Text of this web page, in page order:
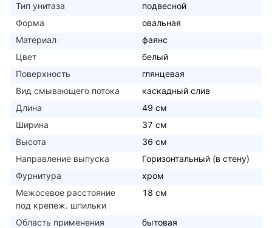
Тип унитаза
подвесной
Форма
овальная
Материал
фаянс
Цвет
белый
Поверхность
глянцевая
Вид смывающего потока
каскадный слив
Длина
49 см
Ширина
37 см
Высота
36 см
Направление выпуска
Горизонтальный (в стену)
Фурнитура
хром
Межосевое расстояние
под крепеж. шпильки
18 см
Область применения
бытовая